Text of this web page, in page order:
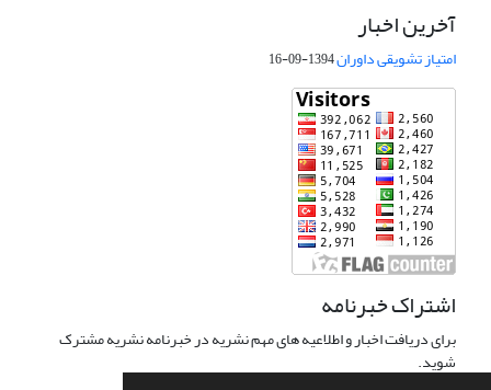
آخرین اخبار
امتیاز تشویقی داوران1394-09-16
اشتراک خبرنامه
برای دریافت اخبار و اطلاعیه های مهم نشریه در خبرنامه نشریه مشترک
شوید.